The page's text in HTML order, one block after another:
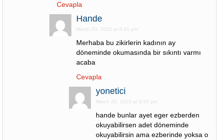
Cevapla
Hande
March 20, 2022 at 8:41 pm
Merhaba bu zikirlerin kadının ay
döneminde okumasında bir sıkıntı varmı
acaba
Cevapla
yonetici
March 20, 2022 at 8:55 pm
hande bunlar ayet eger ezberden
okuyabilirsen adet döneminde
okuyabilirsin ama ezberinde yoksa o